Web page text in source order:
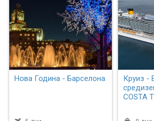
Нова Година - Барселона
Круиз -
COSTA